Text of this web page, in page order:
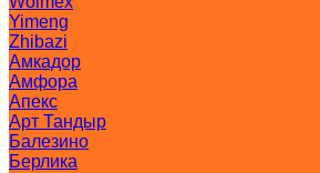
Yimeng
Zhibazi
Амкадор
Амфора
Апекс
Арт Тандыр
Балезино
Берлика